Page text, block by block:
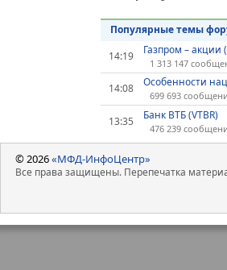
Популярные темы
14:19
Газпром – акции
1 313 147
14:08 Особенности
699 693
13:35 Банк ВТБ (VTBR)
476 239
© 2026«МФД-ИнфоЦентр»
Все права защищены. Перепечатка